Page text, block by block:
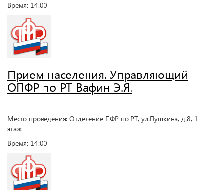
Время: 14.00
Прием населения. Управляющий
ОПФР по РТ Вафин Э.Я.
Место проведения: Отделение ПФР по РТ, ул.Пушкина, д.8, 1
этаж
Время: 14:00